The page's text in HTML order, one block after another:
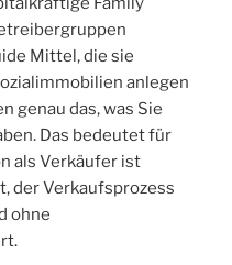
Mittel, die sie
anlegen
genau das, was Sie
Das bedeutet für
als Verkäufer ist
der Verkaufsprozess
ohne